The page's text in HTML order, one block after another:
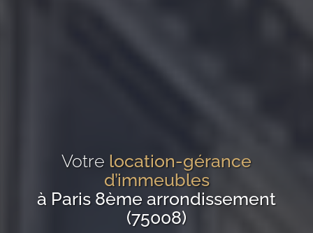
Votre location-gérance
d’immeubles
à Paris 8ème arrondissement
(75008)